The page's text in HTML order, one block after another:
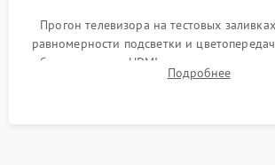
Прогон телевизора на тестовых
равномерности подсветки и
работы разъемов HDMI, динамиков,
в рабочем режиме в течение
Подробнее